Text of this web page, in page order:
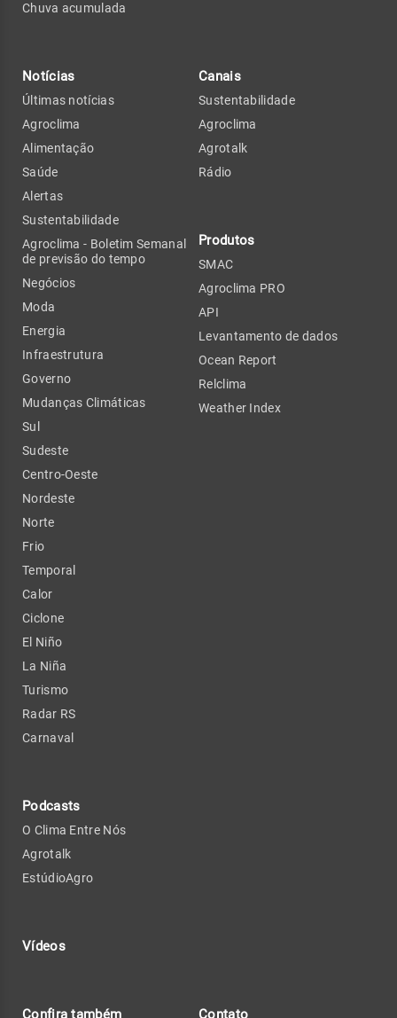
Chuva acumulada
Notícias
Últimas notícias
Agroclima
Alimentação
Saúde
Alertas
Sustentabilidade
Agroclima - Boletim Semanal
de previsão do tempo
Negócios
Moda
Energia
Infraestrutura
Governo
Mudanças Climáticas
Sul
Sudeste
Centro-Oeste
Nordeste
Norte
Frio
Temporal
Calor
Ciclone
El Niño
La Niña
Turismo
Radar RS
Carnaval
Podcasts
O Clima Entre Nós
Agrotalk
EstúdioAgro
Vídeos
Canais
Sustentabilidade
Agroclima
Agrotalk
Rádio
Produtos
SMAC
Agroclima PRO
API
Levantamento de dados
Ocean Report
Relclima
Weather Index
Confira também Contato